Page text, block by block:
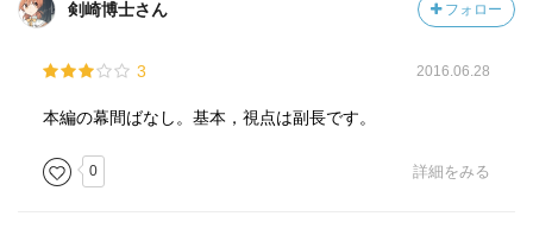
剣崎博士さん フォロー
3 2016.06.28
本編の幕間ばなし。基本，視点は副長です。
0 詳細をみる